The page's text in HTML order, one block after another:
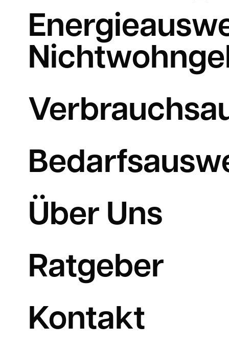
Über Uns
Ratgeber
Kontakt